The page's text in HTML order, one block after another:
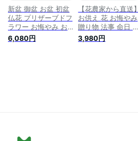
新盆 御盆 お盆 初盆
仏花 プリザーブドフ
ラワー お悔やみ お
供え 花 仏壇用 お供
え フラワーアレンジ
6,080円
【花農家から直送】
お供え 花 お悔やみ
贈り物 法事 命日 仏
花 お供え物 一周忌
三回忌 七回忌 月命
3,980円